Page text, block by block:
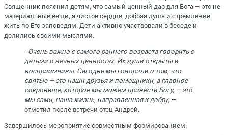
Священник пояснил детям, что самый ценный дар для Бога — это не
материальные вещи, а чистое сердце, добрая душа и стремление
жить по Его заповедям. Дети активно участвовали в беседе и
делились своими мыслями.
- Очень важно с самого раннего возраста говорить с
детьми о вечных ценностях. Их души открыты и
восприимчивы. Сегодня мы говорили о том, что
святые — это наши друзья и помощники, а главное
сокровище, которое мы можем принести Богу, — это
мы сами, наша жизнь, направленная к добру, —
отметил после встречи отец Андрей.
Завершилось мероприятие совместным формированием.